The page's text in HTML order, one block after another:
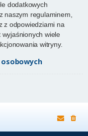
dodatkowych
naszym regulaminem,
z odpowiedziami na
wiele
witryny.